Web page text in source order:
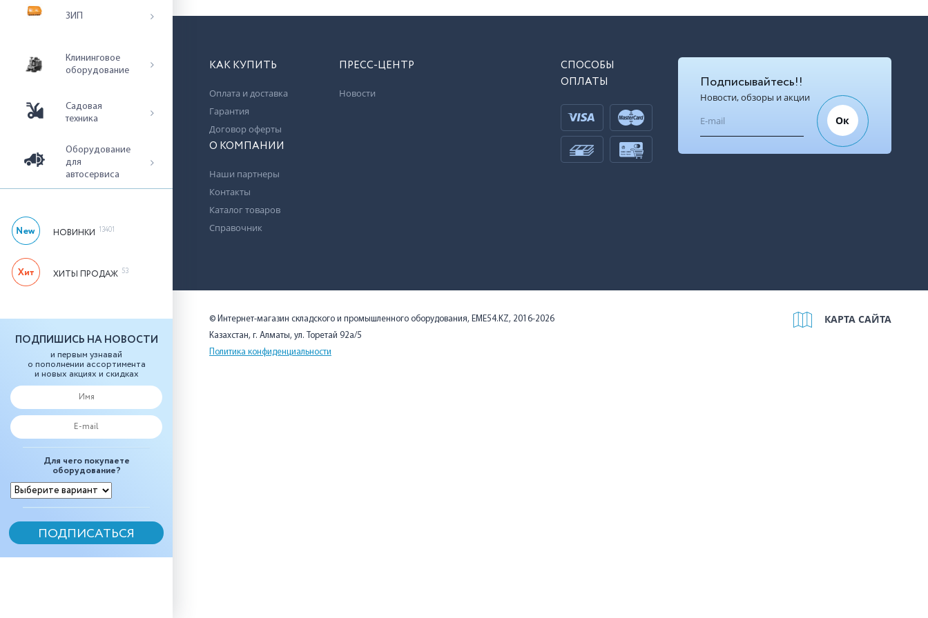
ЗИП
Клининговое
оборудование
Садовая
техника
Оборудование
для
автосервиса
НОВИНКИ 13401
ХИТЫ ПРОДАЖ 53
ПОДПИШИСЬ НА НОВОСТИ
и первым узнавай
о пополнении ассортимента
и новых акциях и скидках
Для чего покупаете
оборудование?
КАК КУПИТЬ
Оплата и доставка
Гарантия
Договор оферты
ПРЕСС-ЦЕНТР
Новости
О КОМПАНИИ
Наши партнеры
Контакты
Каталог товаров
Справочник
СПОСОБЫ
ОПЛАТЫ
Подписывайтесь!!
Новости, обзоры и акции
Ок
© Интернет-магазин складского и промышленного оборудования, EME54.KZ, 2016-2026
Казахстан, г. Алматы, ул. Торетай 92а/5
Политика конфиденциальности
КАРТА САЙТА